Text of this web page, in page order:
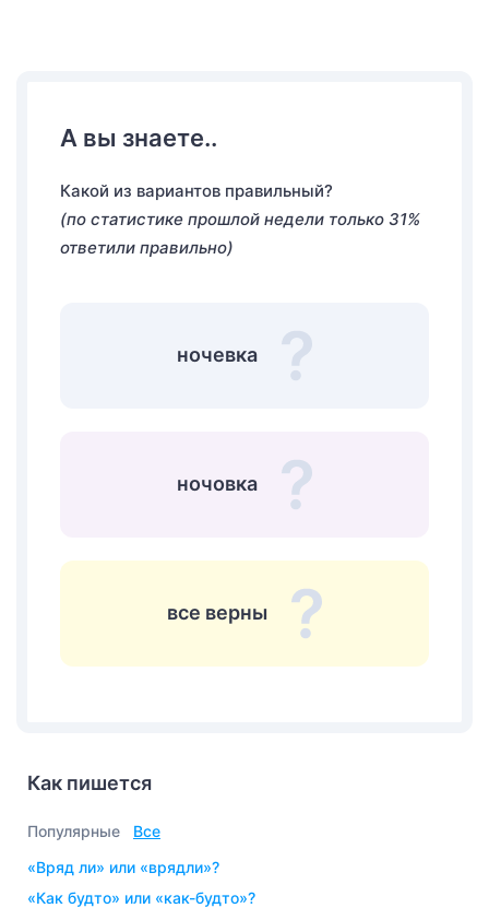
А вы знаете..
Какой из вариантов правильный?
(по статистике прошлой недели только 31%
ответили правильно)
ночевка
ночовка
все верны
Как пишется
Популярные
Все
«вряд ли» или «врядли»?
«как будто» или «как-будто»?